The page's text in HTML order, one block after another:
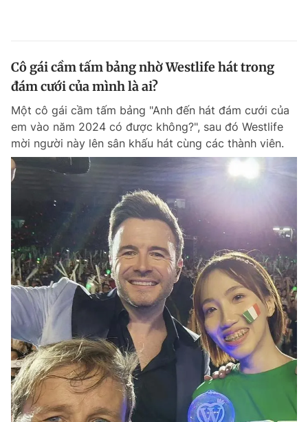
Cô gái cầm tấm bảng nhờ Westlife hát trong
đám cưới của mình là ai?
Một cô gái cầm tấm bảng "Anh đến hát đám cưới của
em vào năm 2024 có được không?", sau đó Westlife
mời người này lên sân khấu hát cùng các thành viên.